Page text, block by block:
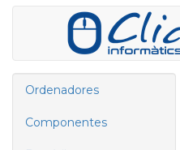
Ordenadores
Componentes